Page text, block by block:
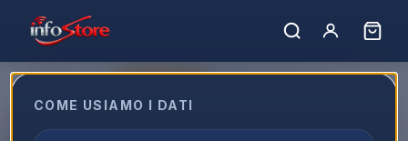
COME USIAMO I DATI
Apple iPhone Air 1TB 6,5" Space